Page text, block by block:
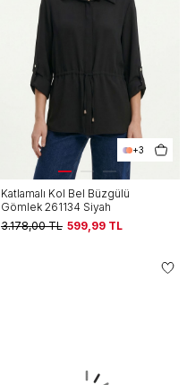
+3
Katlamalı Kol Bel Büzgülü
Gömlek 261134 Siyah
3.178,00TL 599,99 TL